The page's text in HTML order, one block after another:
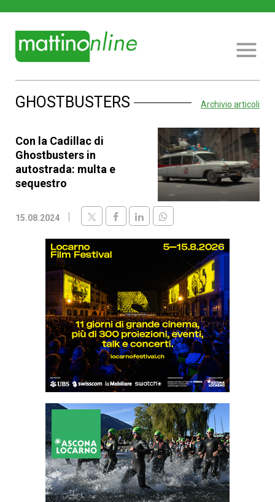
GHOSTBUSTERS Archivio articoli
Con la Cadillac di
Ghostbusters in
autostrada: multa e
sequestro
15.08.2024